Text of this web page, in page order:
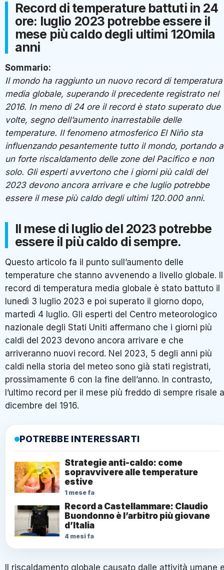
Record di temperature battuti in 24
ore: luglio 2023 potrebbe essere il
mese più caldo degli ultimi 120mila
anni
Sommario:
Il mondo ha raggiunto un nuovo record di temperatura
media globale, superando il precedente registrato nel
2016. In meno di 24 ore il record èstato superato due
volte, segno dell’aumento inarrestabile delle
temperature. Il fenomeno atmosferico El Niño sta
influenzando pesantemente tutto il mondo, portando a
un forte riscaldamento delle zone del Pacifico e non
solo. Gli esperti avvertono che i giorni piùcaldi del
2023 devono ancora arrivare e che luglio potrebbe
essere il mese piùcaldo degli ultimi 120.000 anni.
Il mese di luglio del 2023 potrebbe
essere il più caldo di sempre.
Questo articolo fa il punto sull’aumento delle
temperature che stanno avvenendo a livello globale. Il
record di temperatura media globale è stato battuto il
lunedì 3 luglio 2023 e poi superato il giorno dopo,
martedì 4 luglio. Gli esperti del Centro meteorologico
nazionale degli Stati Uniti affermano che i giorni più
caldi del 2023 devono ancora arrivare e che
arriveranno nuovi record. Nel 2023, 5 degli anni più
caldi nella storia del meteo sono già stati registrati,
prossimamente 6 con la fine dell’anno. In contrasto,
l’ultimo record per il mese più freddo di sempre risale a
dicembre del 1916.
POTREBBE INTERESSARTI
Strategie anti-caldo: come
sopravvivere alle temperature
estive
1 mese fa
Record a Castellammare: Claudio
Buondonno è l’arbitro più giovane
d’Italia
4 mesi fa
Il riscaldamento globale causato dalle attività umane